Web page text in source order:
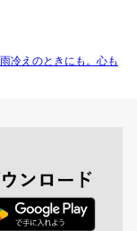
冷えのときにも。心も